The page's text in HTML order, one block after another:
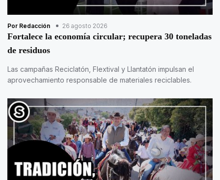
Por Redacción 26 agosto 2026
Fortalece la economía circular; recupera 30 toneladas
de residuos
Las campañas Reciclatón, Flextival y Llantatón impulsan el
aprovechamiento responsable de materiales reciclables.